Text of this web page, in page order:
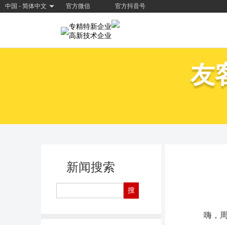
中国 - 简体中文 官方微信 官方抖音号
专精特新企业
高新技术企业
友
新闻搜索
嗨，